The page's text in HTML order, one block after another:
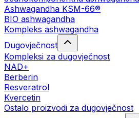
Ashwagandha KSM-66®
BIO ashwagandha
Kompleks ashwagandha
Dugovječnost
Kompleksi za dugovječnost
NAD+
Berberin
Resveratrol
Kvercetin
Ostalo proizvodi za dugovječnost